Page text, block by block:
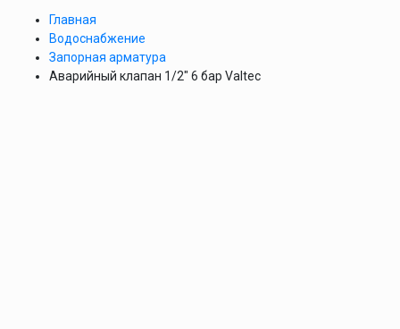
Главная
Водоснабжение
Запорная арматура
Аварийный клапан 1/2″ 6 бар Valtec